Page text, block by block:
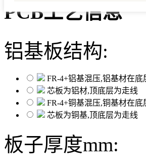
PCB工艺信息
铝基板结构:
FR-4+铝基混压,铝基材在底
芯板为铝材,顶底层为走线
FR-4+铜基混压,铜基材在底
芯板为铜基,顶底层为走线
板子厚度mm: